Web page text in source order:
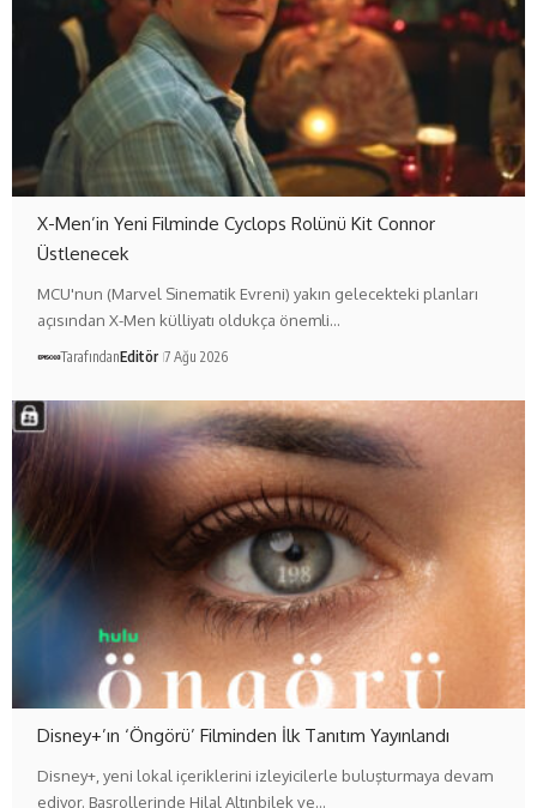
X-Men’in Yeni Filminde Cyclops Rolünü Kit Connor
Üstlenecek
MCU'nun (Marvel Sinematik Evreni) yakın gelecekteki planları
açısından X-Men külliyatı oldukça önemli…
TarafındanEditör 7 Ağu 2026
Disney+’ın ‘Öngörü’ Filminden İlk Tanıtım Yayınlandı
Disney+, yeni lokal içeriklerini izleyicilerle buluşturmaya devam
ediyor. Başrollerinde Hilal Altınbilek ve…